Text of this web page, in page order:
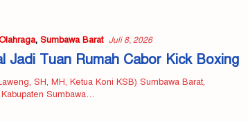
, Sumbawa Barat Juli 8, 2026
Jadi Tuan Rumah Cabor Kick Boxing
SH, MH, Ketua Koni KSB) Sumbawa Barat,
Sumbawa…